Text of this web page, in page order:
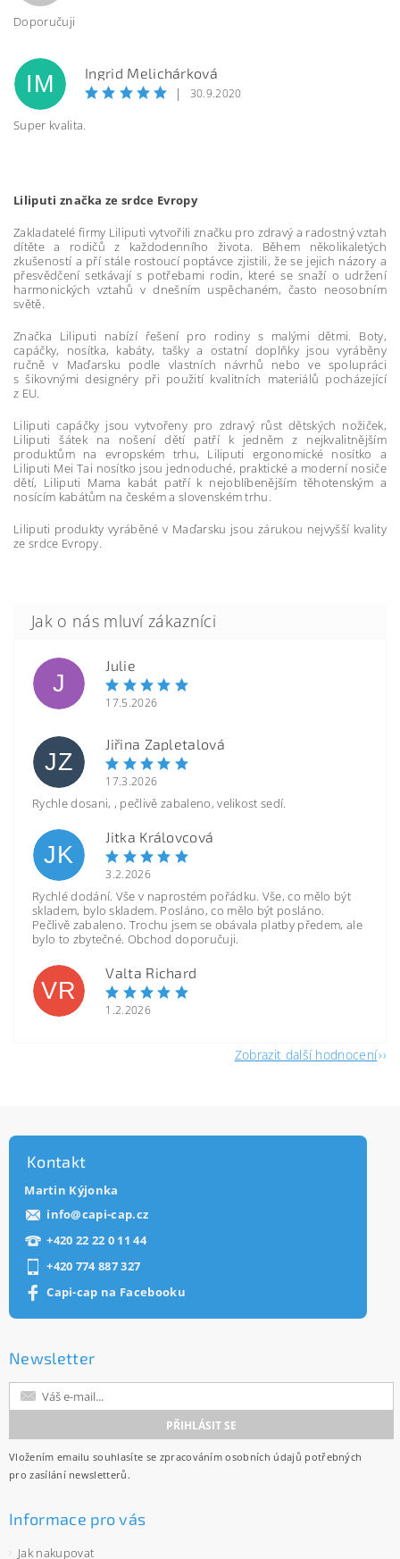
Doporučuji
IM Ingrid Melichárková
| 30.9.2020
Super kvalita.
Liliputi značka ze srdce Evropy
Zakladatelé firmy Liliputi vytvořili značku pro zdravý a radostný vztah
dítěte a rodičů z každodenního života. Během několikaletých
zkušeností a pří stále rostoucí poptávce zjistili, že se jejich názory a
přesvědčení setkávají s potřebami rodin, které se snaží o udržení
harmonických vztahů v dnešním uspěchaném, často neosobním
světě.
Značka Liliputi nabízí řešení pro rodiny s malými dětmi. Boty,
capáčky, nosítka, kabáty, tašky a ostatní doplňky jsou vyráběny
ručně v Maďarsku podle vlastních návrhů nebo ve spolupráci
s šikovnými designéry při použití kvalitních materiálů pocházející
z EU.
Liliputi capáčky jsou vytvořeny pro zdravý růst dětských nožiček,
Liliputi šátek na nošení dětí patří k jedněm z nejkvalitnějším
produktům na evropském trhu, Liliputi ergonomické nosítko a
Liliputi Mei Tai nosítko jsou jednoduché, praktické a moderní nosiče
dětí, Liliputi Mama kabát patří k nejoblíbenějším těhotenským a
nosícím kabátům na českém a slovenském trhu.
Liliputi produkty vyráběné v Maďarsku jsou zárukou nejvyšší kvality
ze srdce Evropy.
J
Julie
17.5.2026
JZ
Jiřina Zapletalová
17.3.2026
Rychle dosani, , pečlivě zabaleno, velikost sedí.
JK
Jitka Královcová
3.2.2026
Rychlé dodání. Vše v naprostém pořádku. Vše, co mělo být
skladem, bylo skladem. Posláno, co mělo být posláno.
Pečlivě zabaleno. Trochu jsem se obávala platby předem, ale
bylo to zbytečné. Obchod doporučuji.
VR
Valta Richard
1.2.2026
Zobrazit další hodnocení
Kontakt
Martin Kýjonka
info@capi-cap.cz
+420 22 22 0 11 44
+420 774 887 327
Capi-cap na Facebooku
Newsletter
Vložením emailu souhlasíte se zpracováním osobních údajů potřebných
pro zasílání newsletterů.
Informace pro vás
Jak nakupovat